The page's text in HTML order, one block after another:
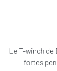
Le T-winch de
fortes